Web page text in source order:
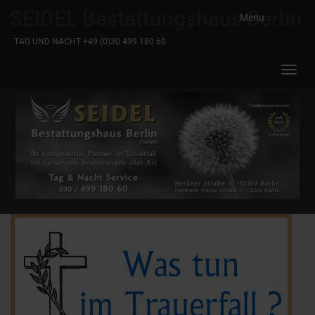
SEIDEL Bestattungshaus Berlin
TAG UND NACHT +49 (0)30 499 180 60
Menu